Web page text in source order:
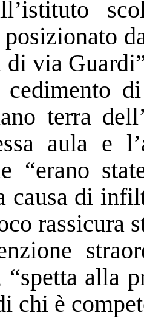
di via
cedimento
terra
aula e
“erano
causa di
rassicura
“spetta alla
chi è